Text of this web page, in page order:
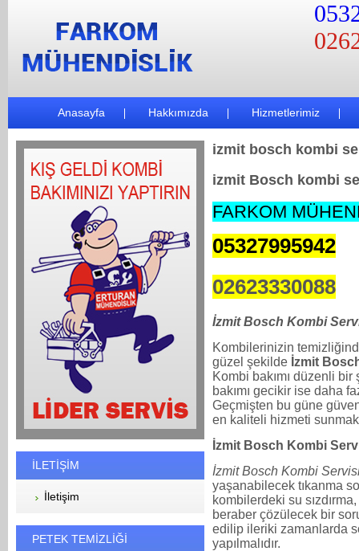
Anasayfa Hakkımızda Hizmetlerimiz
İLETİŞİM
İletişim
PETEK TEMİZLİĞİ
izmit bosch kombi
izmit Bosch kombi
FARKOM
05327995942
02623330088
İzmit Bosch Kombi
Kombilerinizin
güzel şekilde İzmit
Kombi bakımı düzenli bir
bakımı gecikir ise daha
Geçmişten bu güne
en kaliteli hizmeti
İzmit Bosch Kombi
İzmit Bosch Kombi
yaşanabilecek tıkanma
kombilerdeki su
beraber çözülecek bir
edilip ileriki zamanlarda
yapılmalıdır.